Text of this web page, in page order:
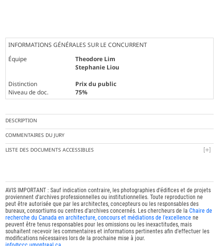
INFORMATIONS GÉNÉRALES SUR LE CONCURRENT
Équipe
Theodore Lim
Stephanie Liou
Distinction
Prix du public
Niveau de doc.
75%
DESCRIPTION
COMMENTAIRES DU JURY
LISTE DES DOCUMENTS ACCESSIBLES
AVIS IMPORTANT : Sauf indication contraire, les photographies d'édifices et de projets
proviennent d'archives professionnelles ou institutionnelles. Toute reproduction ne
peut être autorisée que par les architectes, concepteurs ou les responsables des
bureaux, consortiums ou centres d'archives concernés. Les chercheurs de laChaire de
recherche du Canada en architecture, concours et médiations de l'excellence ne
peuvent être tenus responsables pour les omissions ou les inexactitudes, mais
souhaitent recevoir les commentaires et informations pertinentes afin d'effectuer les
modifications nécessaires lors de la prochaine mise à jour.